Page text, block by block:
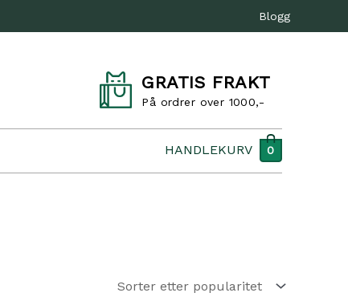
Blogg
GRATIS FRAKT
På ordrer over 1000,-
HANDLEKURV 0